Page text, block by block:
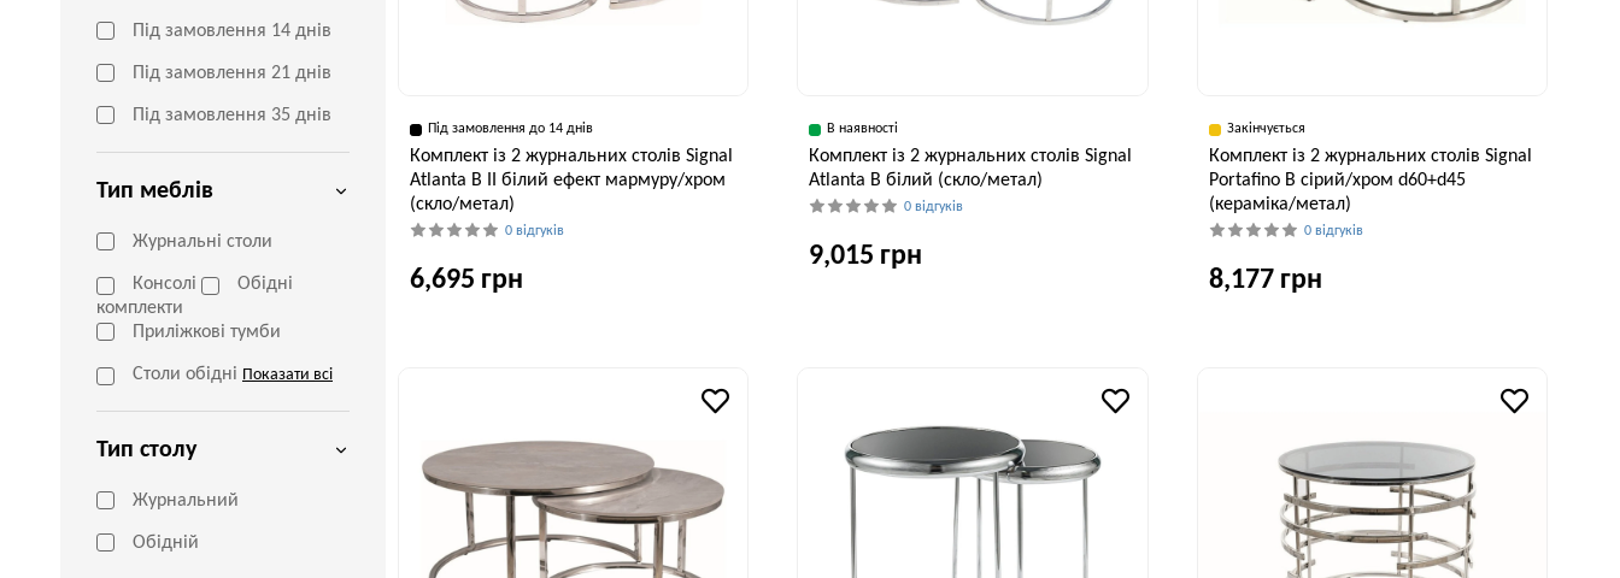
Під замовлення 14 днів
Під замовлення 21 днів
Під замовлення 35 днів
Тип меблів
Журнальні столи
Консолі
Обідні
комплекти
Приліжкові тумби
Столи обідні Показати всі
Тип столу
Журнальний
Обідній
Під замовлення до 14 днів
Комплект із 2 журнальних столів Signal
Atlanta B II білий ефект мармуру/хром
(скло/метал)
0 відгуків
6,695 грн
45 см
В наявності
Комплект із 2 журнальних столів Signal
Atlanta B білий (скло/метал)
0 відгуків
9,015 грн
Закінчується
Комплект із 2 журнальних столів Signal
Portafino B сірий/хром d60+d45
(кераміка/метал)
0 відгуків
8,177 грн
45 см